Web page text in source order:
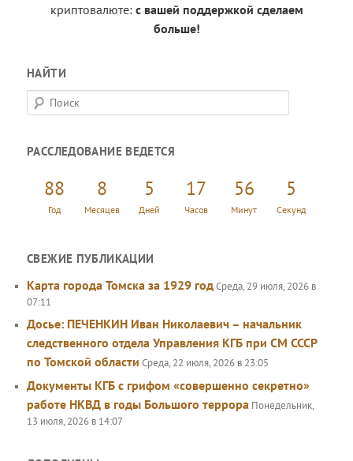
криптовалюте: с вашей поддержкой сделаем
больше!
НАЙТИ
П
о
с
РАССЛЕДОВАНИЕ ВЕДЕТСЯ
88
Год
8
Месяцев
5
Дней
17
Часов
56
Минут
6
Секунд
СВЕЖИЕ ПУБЛИКАЦИИ
Карта города Томска за 1929 годСреда, 29 июля, 2026 в
07:11
Досье: ПЕЧЕНКИН Иван Николаевич – начальник
следственного отдела Управления КГБ при СМ СССР
по Томской области Среда, 22 июля, 2026 в 23:05
Документы КГБ с грифом «совершенно секретно»
работе НКВД в годы Большого террора Понедельник,
13 июля, 2026 в 14:07